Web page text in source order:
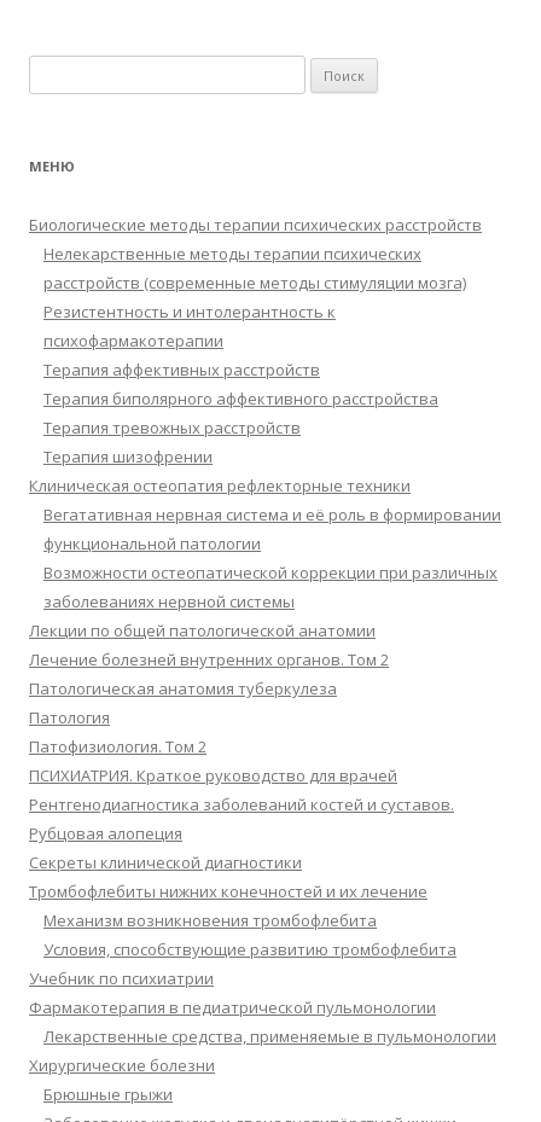
МЕНЮ
Биологические методы терапии психических расстройств
Нелекарственные методы терапии психических
расстройств (современные методы стимуляции мозга)
Резистентность и интолерантность к
психофармакотерапии
Терапия аффективных расстройств
Терапия биполярного аффективного расстройства
Терапия тревожных расстройств
Терапия шизофрении
Клиническая остеопатия рефлекторные техники
Вегатативная нервная система и её роль в формировании
функциональной патологии
Возможности остеопатической коррекции при различных
заболеваниях нервной системы
Лекции по общей патологической анатомии
Лечение болезней внутренних органов. Том 2
Патологическая анатомия туберкулеза
Патология
Патофизиология. Том 2
ПСИХИАТРИЯ. Краткое руководство для врачей
Рентгенодиагностика заболеваний костей и суставов.
Рубцовая алопеция
Секреты клинической диагностики
Тромбофлебиты нижних конечностей и их лечение
Механизм возникновения тромбофлебита
Условия, способствующие развитию тромбофлебита
Учебник по психиатрии
Фармакотерапия в педиатрической пульмонологии
Лекарственные средства, применяемые в пульмонологии
Хирургические болезни
Брюшные грыжи